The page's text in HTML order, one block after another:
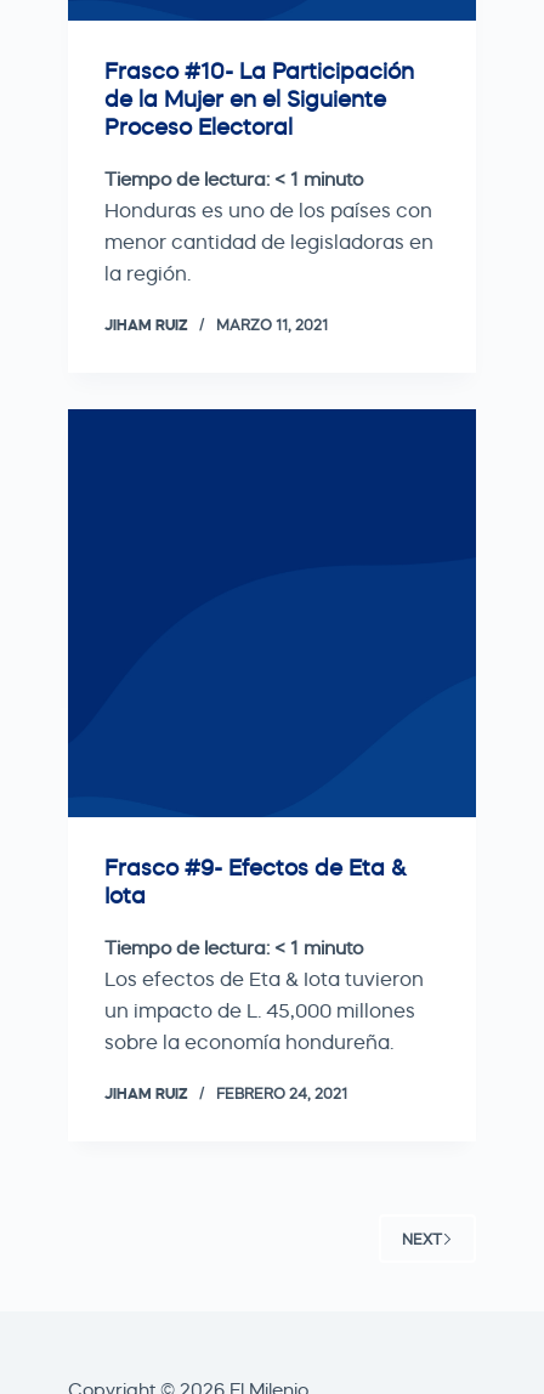
Frasco #10- La Participación
de la Mujer en el Siguiente
Proceso Electoral
Tiempo de lectura: < 1 minuto
Honduras es uno de los países con
menor cantidad de legisladoras en
la región.
JIHAM RUIZ MARZO 11, 2021
Frasco #9- Efectos de Eta &
Iota
Tiempo de lectura: < 1 minuto
Los efectos de Eta & Iota tuvieron
un impacto de L. 45,000 millones
sobre la economía hondureña.
JIHAM RUIZ FEBRERO 24, 2021
NEXT